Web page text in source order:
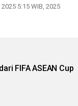
5:15 WIB, 2025
FIFA ASEAN Cup